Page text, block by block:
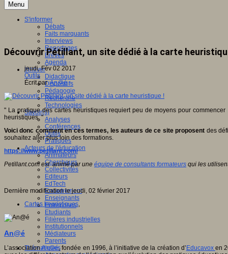
Menu
S'informer
Débats
Faits marquants
Interviews
Reportages
Brèves
Agenda
Innover
Didactique
Dispositifs
Pédagogie
Recherche
Technologies
Savoir(s)
Analyses
Conférences
Outils
Pratiques
Acteurs de l'éducation
Animateurs
Chercheurs
Collectivités
Editeurs
EdTech
Encadrement
Enseignants
Entreprises
Etudiants
Filières industrielles
Institutionnels
Médiateurs
Parents
Thématiques
Découvrir Pétillant, un site dédié à la carte
jeudi, Fév 02 2017
Outils
Écrit parAn@é
" La pratique des cartes heuristiques requiert peu de moyens pour
heuristiques. "
Voici donc comment en ces termes, les auteurs de ce site proposent des
souhaitez aller plus loin des formations.
https://www.petillant.com/
Petillant.com est animé par une équipe de consultants formateurs qui les
Dernière modification le jeudi, 02 février 2017
Cartes heuristiques,
An@é
L’associationAn@é, fondée en 1996, à l’initiative de la création d’ Educavox en